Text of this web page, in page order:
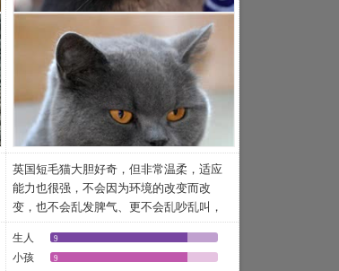
肉外围有一条明确的分界。
耳朵：耳位很重要。中等尺寸，耳根宽，
耳尖圆。两耳位置较远，恰入其分(不偏不
倚)的融合在脑袋的圆形轮廓当中。
眼睛：大、圆、睁得很大。两眼位置宽而
平。
身体：中等到大的体型。结构紧凑、强壮
有力。后背平坦，并且有一个宽厚的胸。
腿： 短到中等长度，骨格发育良好并且强
壮结实。与身体成比例，前腿笔直。
爪子：圆而结实。脚趾数为前五后四。
些，尾尖稍细呈圆形。
被毛：短、很密、很好的衬托出体形，摸
英国短毛猫大胆好奇，但非常温柔，适应
能力也很强，不会因为环境的改变而改
变，也不会乱发脾气、更不会乱吵乱叫，
它只会尽量爬到比较高的地方，低着头瞪
着那双圆圆的大眼睛面带微笑地俯视着
你，就好像《爱丽丝梦游仙境》中提到的
生人 9
小孩 9